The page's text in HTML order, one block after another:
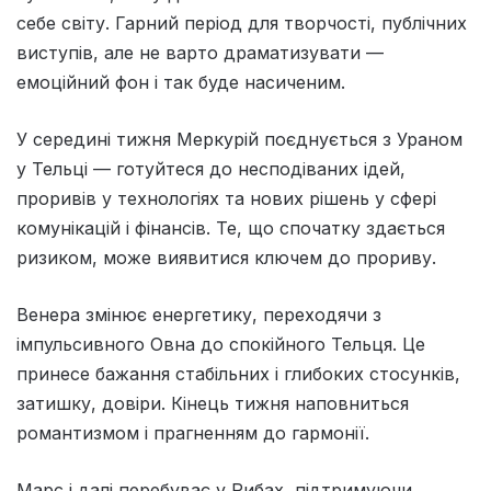
себе світу. Гарний період для творчості, публічних
виступів, але не варто драматизувати —
емоційний фон і так буде насиченим.
У середині тижня Меркурій поєднується з Ураном
у Тельці — готуйтеся до несподіваних ідей,
проривів у технологіях та нових рішень у сфері
комунікацій і фінансів. Те, що спочатку здається
ризиком, може виявитися ключем до прориву.
Венера змінює енергетику, переходячи з
імпульсивного Овна до спокійного Тельця. Це
принесе бажання стабільних і глибоких стосунків,
затишку, довіри. Кінець тижня наповниться
романтизмом і прагненням до гармонії.